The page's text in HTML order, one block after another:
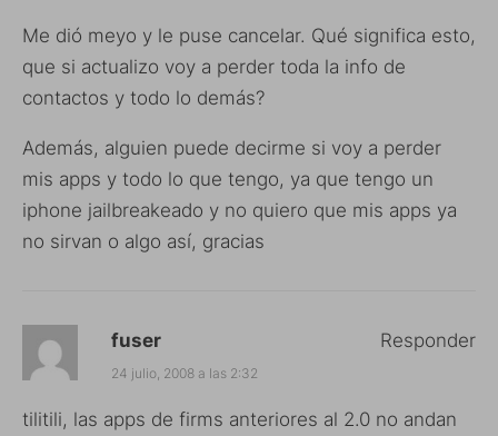
Me dió meyo y le puse cancelar. Qué significa esto,
que si actualizo voy a perder toda la info de
contactos y todo lo demás?
Además, alguien puede decirme si voy a perder
mis apps y todo lo que tengo, ya que tengo un
iphone jailbreakeado y no quiero que mis apps ya
no sirvan o algo así, gracias
fuser
24 julio, 2008 a las 2:32
tilitili, las apps de firms anteriores al 2.0 no andan
Responder